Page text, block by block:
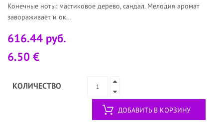
Конечные ноты: мастиковое дерево, сандал. Мелодия аромат
завораживает и ок...
616.44 руб.
6.50 €
КОЛИЧЕСТВО
ДОБАВИТЬ В КОРЗИНУ